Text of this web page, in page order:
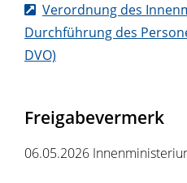
Verordnung des
Durchführung des
DVO)
Freigabevermerk
06.05.2026